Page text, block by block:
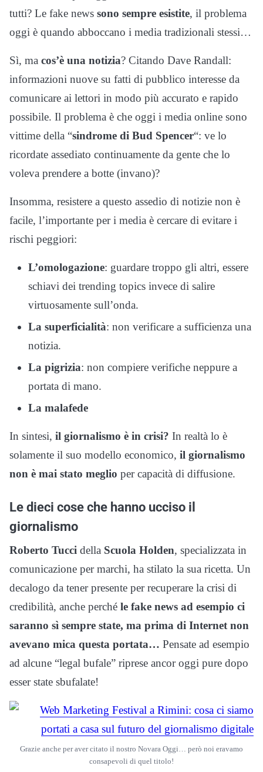
tutti? Le fake news sono sempre esistite, il problema
oggi è quando abboccano i media tradizionali stessi…
Sì, ma cos’è una notizia? Citando Dave Randall:
informazioni nuove su fatti di pubblico interesse da
comunicare ai lettori in modo più accurato e rapido
possibile. Il problema è che oggi i media online sono
vittime della “sindrome di Bud Spencer“: ve lo
ricordate assediato continuamente da gente che lo
voleva prendere a botte (invano)?
Insomma, resistere a questo assedio di notizie non è
facile, l’importante per i media è cercare di evitare i
rischi peggiori:
L’omologazione: guardare troppo gli altri, essere
schiavi dei trending topics invece di salire
virtuosamente sull’onda.
La superficialità: non verificare a sufficienza una
notizia.
La pigrizia: non compiere verifiche neppure a
portata di mano.
La malafede
In sintesi, il giornalismo è in crisi? In realtà lo è
solamente il suo modello economico, il giornalismo
non è mai stato meglio per capacità di diffusione.
Le dieci cose che hanno ucciso il
giornalismo
Roberto Tucci della Scuola Holden, specializzata in
comunicazione per marchi, ha stilato la sua ricetta. Un
decalogo da tener presente per recuperare la crisi di
credibilità, anche perché le fake news ad esempio ci
saranno sì sempre state, ma prima di Internet non
avevano mica questa portata… Pensate ad esempio
ad alcune “legal bufale” riprese ancor oggi pure dopo
esser state sbufalate!
Grazie anche per aver citato il nostro Novara Oggi… però noi eravamo
consapevoli di quel titolo!